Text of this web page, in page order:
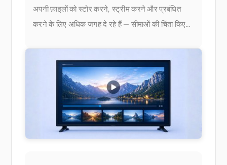
अपनी फ़ाइलों को स्टोर करने, स्ट्रीम करने और प्रबंधित
करने के लिए अधिक जगह दे रहे हैं — सीमाओं की चिंता किए